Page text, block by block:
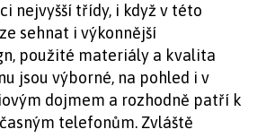
nejvyšší třídy, i když v této
sehnat i výkonnější
použité materiály a kvalita
jsou výborné, na pohled i v
dojmem a rozhodně patří k
telefonům. Zvláště